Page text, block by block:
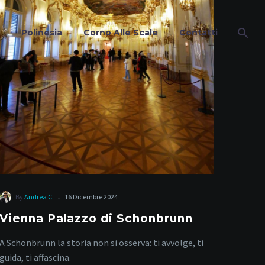
Polinesia Corno Alle Scale Contatti
By Andrea C. - 16 Dicembre 2024
Vienna Palazzo di Schonbrunn
A Schönbrunn la storia non si osserva: ti avvolge, ti
guida, ti affascina.